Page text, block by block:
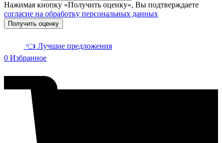
Нажимая кнопку «Получить оценку», Вы подтверждаете
согласие на обработку персональных данных
Получить оценку
👈 Лучшие предложения
0 Избранное